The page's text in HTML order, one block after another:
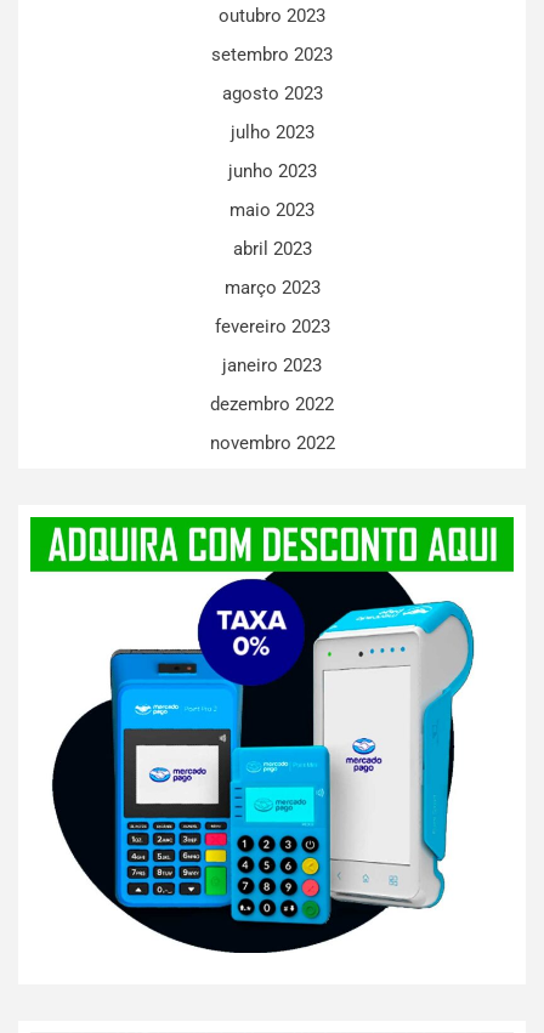
outubro 2023
setembro 2023
agosto 2023
julho 2023
junho 2023
maio 2023
abril 2023
março 2023
fevereiro 2023
janeiro 2023
dezembro 2022
novembro 2022